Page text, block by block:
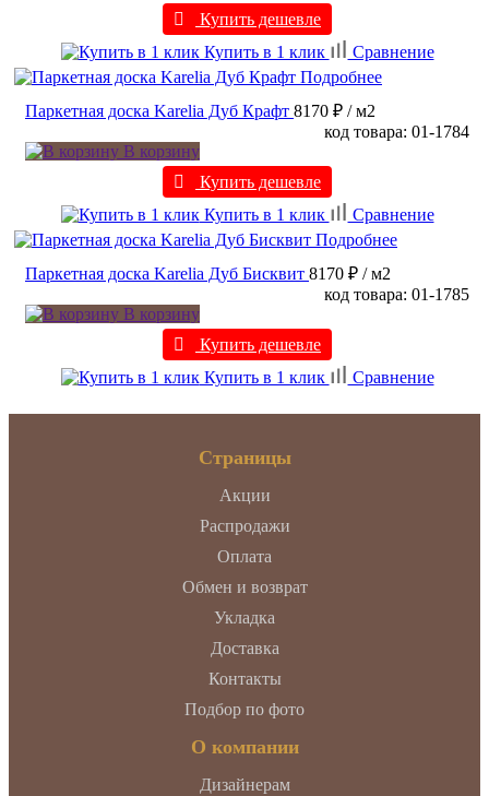
Купить дешевле
Купить в 1 клик
Сравнение
Подробнее
Паркетная доска Karelia Дуб Крафт 8170 ₽ / м2
код товара: 01-1784
В корзину
Купить дешевле
Купить в 1 клик
Сравнение
Подробнее
Паркетная доска Karelia Дуб Бисквит 8170 ₽ / м2
код товара: 01-1785
В корзину
Купить дешевле
Купить в 1 клик
Сравнение
Страницы
Акции
Распродажи
Оплата
Обмен и возврат
Укладка
Доставка
Контакты
Подбор по фото
О компании
Дизайнерам